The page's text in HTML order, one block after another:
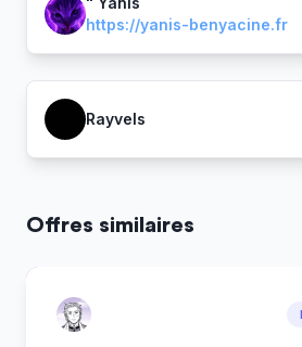
https://yanis-benyacine.fr
Rayvels
Offres similaires